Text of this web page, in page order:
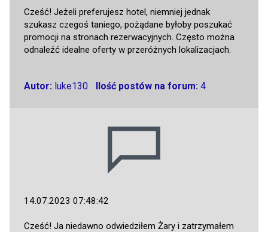
Cześć! Jeżeli preferujesz hotel, niemniej jednak
szukasz czegoś taniego, pożądane byłoby poszukać
promocji na stronach rezerwacyjnych. Często można
odnaleźć idealne oferty w przeróżnych lokalizacjach.
Autor: luke130 Ilość postów na forum: 4
14.07.2023 07:48:42
Cześć! Ja niedawno odwiedziłem Żary i zatrzymałem